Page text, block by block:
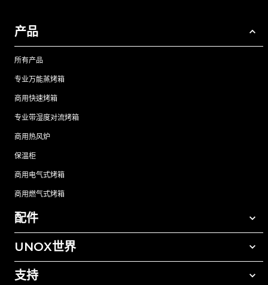
产品
所有产品
专业万能蒸烤箱
商用快速烤箱
专业带湿度对流烤箱
商用热风炉
保温柜
商用电气式烤箱
商用燃气式烤箱
配件
所有配件
UNOX世界
我们在全球的办事处
支持